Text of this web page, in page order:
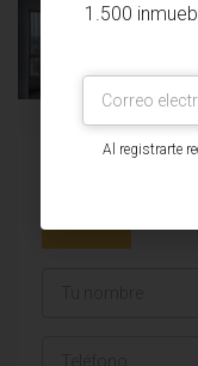
1.500
Al registrarte